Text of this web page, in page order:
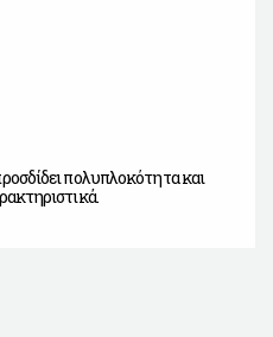
πολυπλοκότητα και